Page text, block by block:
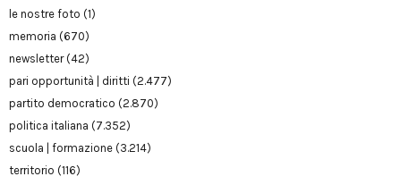
le nostre foto (1)
memoria (670)
newsletter(42)
pari opportunità | diritti (2.477)
partito democratico (2.870)
politica italiana (7.352)
scuola | formazione (3.214)
territorio (116)